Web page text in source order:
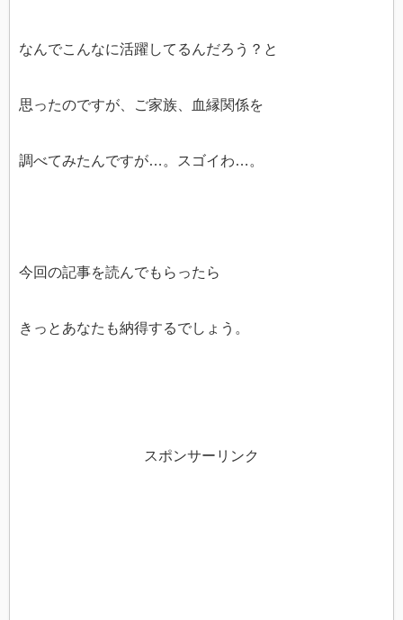
なんでこんなに活躍してるんだろう？と
思ったのですが、ご家族、血縁関係を
調べてみたんですが…。スゴイわ…。
今回の記事を読んでもらったら
きっとあなたも納得するでしょう。
スポンサーリンク